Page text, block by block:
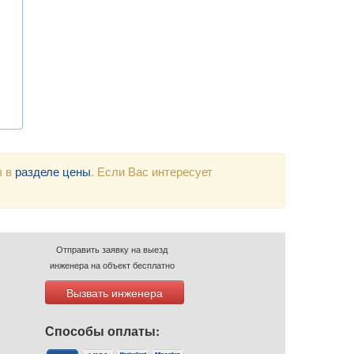
в разделе цены. Если Вас интересует
Отправить заявку на выезд
инженера на объект бесплатно
Вызвать инженера
Способы оплаты: